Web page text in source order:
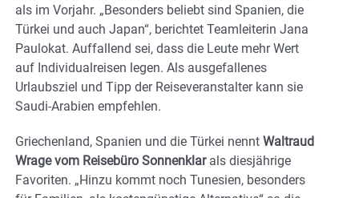
als im Vorjahr. „Besonders beliebt sind Spanien, die
Türkei und auch Japan“, berichtet Teamleiterin Jana
Paulokat. Auffallend sei, dass die Leute mehr Wert
auf Individualreisen legen. Als ausgefallenes
Urlaubsziel und Tipp der Reiseveranstalter kann sie
Saudi-Arabien empfehlen.
Griechenland, Spanien und die Türkei nennt Waltraud
Wrage vom Reisebüro Sonnenklarals diesjährige
Favoriten. „Hinzu kommt noch Tunesien, besonders